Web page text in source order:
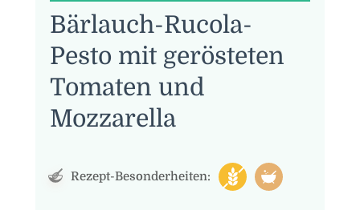
Bärlauch-Rucola-
Pesto mit gerösteten
Tomaten und
Mozzarella
Rezept-Besonderheiten: